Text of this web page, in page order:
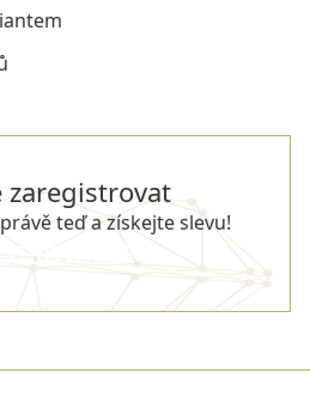
zaregistrovat
teď a získejte slevu!
SE